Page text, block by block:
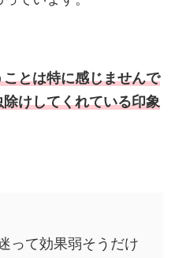
とは特に感じませんで
けしてくれている印象
って効果弱そうだけ